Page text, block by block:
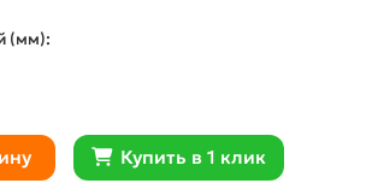
(мм):
Купить в 1 клик